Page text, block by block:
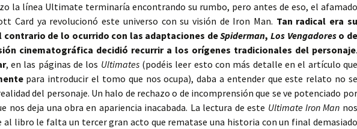
la línea Ultimate terminaría encontrando su rumbo, pero antes de eso, el afamado
Card ya revolucionó este universo con su visión de Iron Man. Tan radical era su
contrario de lo ocurrido con las adaptaciones deSpiderman,Los Vengadoreso de
cinematográfica decidió recurrir a los orígenes tradicionales del personaje.
, en las páginas de los Ultimates(podéis leer esto con más detalle en el artículo que
para introducir el tomo que nos ocupa), daba a entender que este relato no se
del personaje. Un halo de rechazo o de incomprensión que se ve potenciado por
nos deja una obra en apariencia inacabada. La lectura de este Ultimate Iron Man nos
al libro le falta un tercer gran acto que rematase una historia con un final demasiado